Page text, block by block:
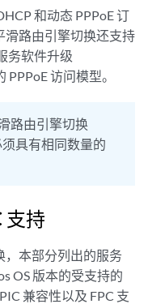
和动态 PPPoE 订
滑路由引擎切换还支持
务软件升级
PPPoE 访问模型。
路由引擎切换
具有相同数量的
支持
，本部分列出的服务
OS 版本的受支持的
兼容性以及 FPC 支